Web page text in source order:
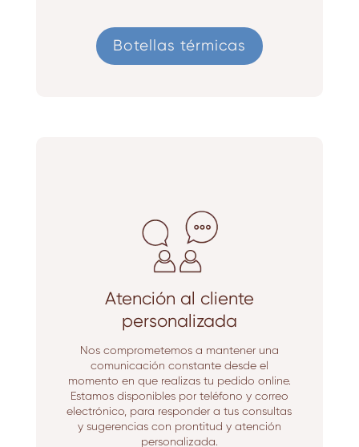
Botellas térmicas
Atención al cliente
personalizada
Nos comprometemos a mantener una
comunicación constante desde el
momento en que realizas tu pedido online.
Estamos disponibles por teléfono y correo
electrónico, para responder a tus consultas
y sugerencias con prontitud y atención
personalizada.